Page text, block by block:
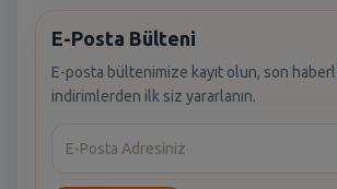
E-Posta Bülteni
E-posta bültenimize kayıt olun, son
indirimlerden ilk siz yararlanın.